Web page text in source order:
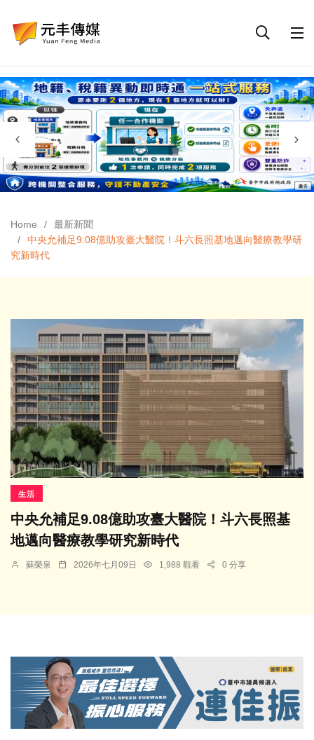
Home
最新新聞
中央允補足9.08億助攻臺大醫院！斗六長照基地邁向醫療教學研
究新時代
生活
中央允補足9.08億助攻臺大醫院！斗六長照基
地邁向醫療教學研究新時代
蘇榮泉 2026年七月09日 1,988 觀看 0 分享